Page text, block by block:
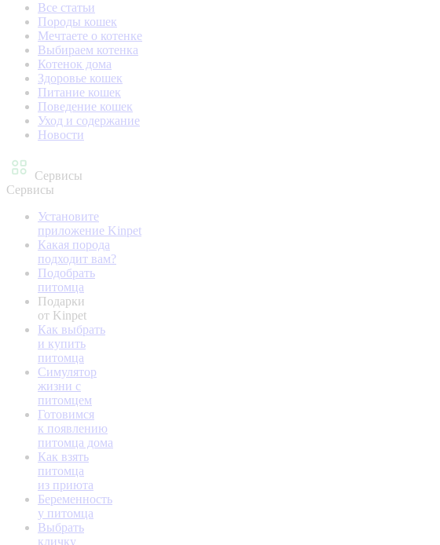
Все статьи
Породы кошек
Мечтаете о котенке
Выбираем котенка
Котенок дома
Здоровье кошек
Питание кошек
Поведение кошек
Уход и содержание
Новости
Сервисы
Сервисы
Установите
приложение Kinpet
Какая порода
подходит вам?
Подобрать
питомца
Подарки
от Kinpet
Как выбрать
и купить
питомца
Симулятор
жизни с
питомцем
Готовимся
к появлению
питомца дома
Как взять
питомца
из приюта
Беременность
у питомца
Выбрать
кличку